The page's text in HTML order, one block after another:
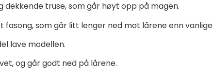
dekkende truse, som går høyt opp på magen.
fasong, som går litt lenger ned mot lårene enn vanlige
lave modellen.
og går godt ned på lårene.